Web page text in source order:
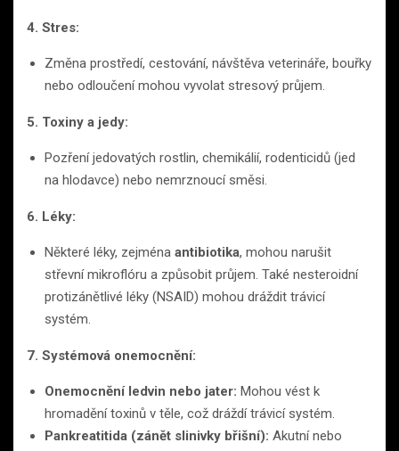
4. Stres:
Změna prostředí, cestování, návštěva veterináře, bouřky
nebo odloučení mohou vyvolat stresový průjem.
5. Toxiny a jedy:
Pozření jedovatých rostlin, chemikálií, rodenticidů (jed
na hlodavce) nebo nemrznoucí směsi.
6. Léky:
Některé léky, zejména antibiotika, mohou narušit
střevní mikroflóru a způsobit průjem. Také nesteroidní
protizánětlivé léky (NSAID) mohou dráždit trávicí
systém.
7. Systémová onemocnění:
Onemocnění ledvin nebo jater: Mohou vést k
hromadění toxinů v těle, což dráždí trávicí systém.
Pankreatitida (zánět slinivky břišní): Akutní nebo